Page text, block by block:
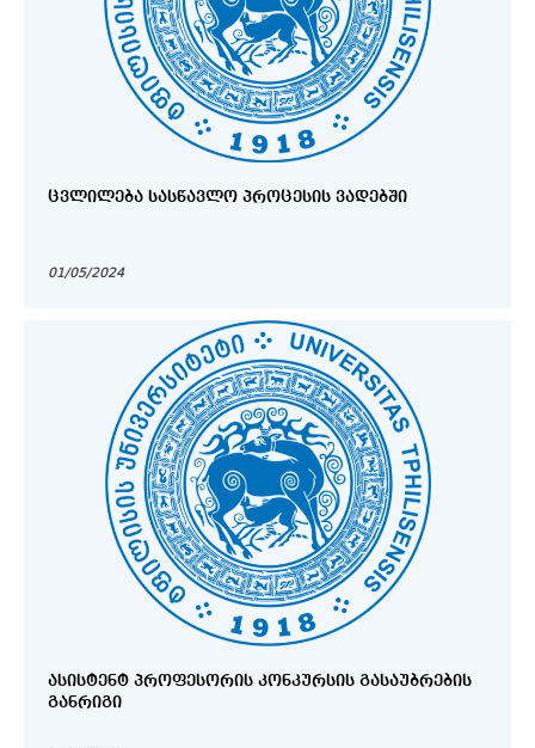
ᲪᲕᲚᲘᲚᲔᲑᲐ ᲡᲐᲡᲬᲐᲕᲚᲝ ᲞᲠᲝᲪᲔᲡᲘᲡ ᲕᲐᲓᲔᲑᲨᲘ
01/05/2024
ᲐᲡᲘᲡᲢᲔᲜᲢ ᲞᲠᲝᲤᲔᲡᲝᲠᲘᲡ ᲙᲝᲜᲙᲣᲠᲡᲘᲡ ᲒᲐᲡᲐᲣᲑᲠᲔᲑᲘᲡ
ᲒᲐᲜᲠᲘᲒᲘ